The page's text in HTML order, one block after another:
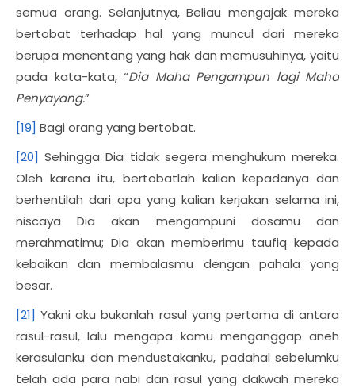
semua orang. Selanjutnya, Beliau mengajak mereka
bertobat terhadap hal yang muncul dari mereka
berupa menentang yang hak dan memusuhinya, yaitu
pada kata-kata, “Dia Maha Pengampun lagi Maha
Penyayang.”
[19] Bagi orang yang bertobat.
[20] Sehingga Dia tidak segera menghukum mereka.
Oleh karena itu, bertobatlah kalian kepadanya dan
berhentilah dari apa yang kalian kerjakan selama ini,
niscaya Dia akan mengampuni dosamu dan
merahmatimu; Dia akan memberimu taufiq kepada
kebaikan dan membalasmu dengan pahala yang
besar.
[21] Yakni aku bukanlah rasul yang pertama di antara
rasul-rasul, lalu mengapa kamu menganggap aneh
kerasulanku dan mendustakanku, padahal sebelumku
telah ada para nabi dan rasul yang dakwah mereka